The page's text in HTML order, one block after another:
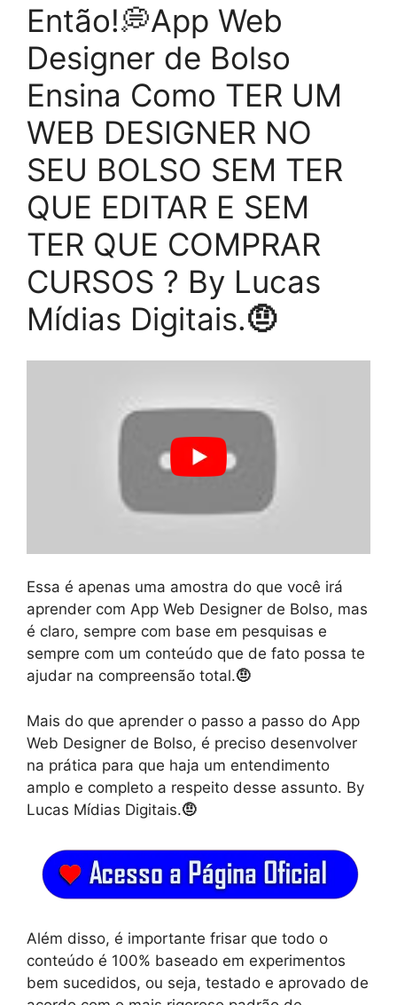
Então!💭App Web
Designer de Bolso
Ensina Como TER UM
WEB DESIGNER NO
SEU BOLSO SEM TER
QUE EDITAR E SEM
TER QUE COMPRAR
CURSOS ? By Lucas
Mídias Digitais.🤨
Essa é apenas uma amostra do que você irá
aprender com App Web Designer de Bolso, mas
é claro, sempre com base em pesquisas e
sempre com um conteúdo que de fato possa te
ajudar na compreensão total.🤨
Mais do que aprender o passo a passo do App
Web Designer de Bolso, é preciso desenvolver
na prática para que haja um entendimento
amplo e completo a respeito desse assunto. By
Lucas Mídias Digitais.🤨
Além disso, é importante frisar que todo o
conteúdo é 100% baseado em experimentos
bem sucedidos, ou seja, testado e aprovado de